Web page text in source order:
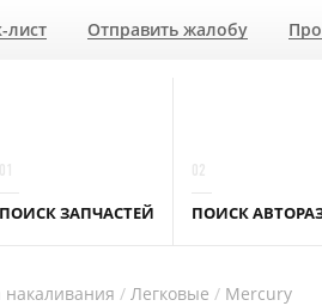
лист Отправить жалобу
ПОИСК ЗАПЧАСТЕЙ ПОИСК
накаливания Легковые Mercury